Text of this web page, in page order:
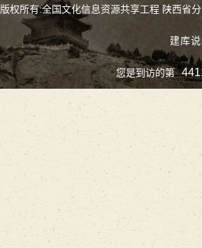
版权所有:全国文化信息资源共享工程 陕西省
建库
您是到访的第